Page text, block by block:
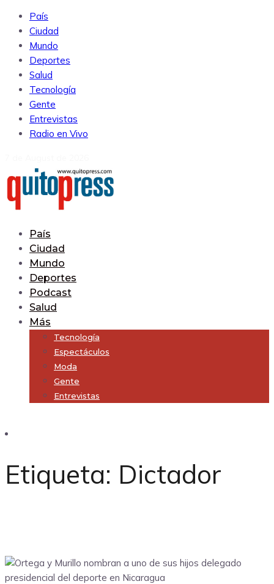
País
Ciudad
Mundo
Deportes
Salud
Tecnología
Gente
Entrevistas
Radio en Vivo
País
Ciudad
Mundo
Deportes
Podcast
Salud
Más
Tecnología
Espectáculos
Moda
Gente
Entrevistas
Etiqueta: Dictador